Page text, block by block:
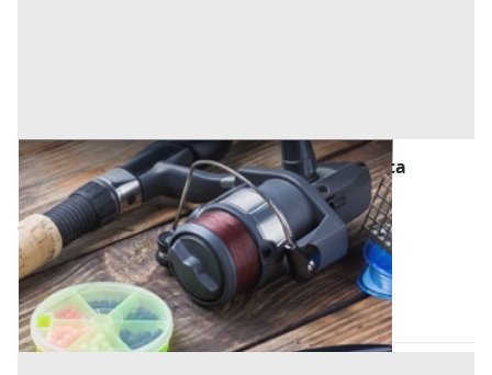
Macchinari per l'agricoltura, Foreste e Pesca
all'asta a Rudiano
Rudiano (Brescia)
Offerta minima
7.000 €
Codice asta:b76010fd
24/09/2026